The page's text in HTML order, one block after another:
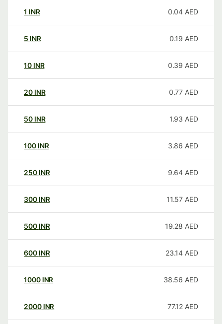
1 INR 0.04 AED
5 INR 0.19 AED
10 INR 0.39 AED
20 INR 0.77 AED
50 INR 1.93 AED
100 INR 3.86 AED
250 INR 9.64 AED
300 INR 11.57 AED
500 INR 19.28 AED
600 INR 23.14 AED
1000 INR 38.56 AED
2000 INR 77.12 AED